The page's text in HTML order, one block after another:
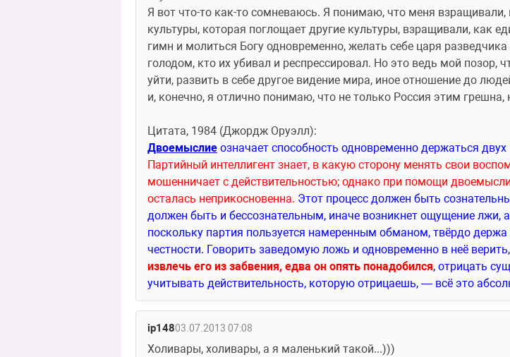
Я вот что-то как-то сомневаюсь. Я понимаю, что меня
культуры, которая поглощает другие культуры, взращивали, как
гимн и молиться Богу одновременно, желать себе царя
голодом, кто их убивал и респрессировал. Но это ведь мой позор,
уйти, развить в себе другое видение мира, иное отношение до
и, конечно, я отлично понимаю, что не только Россия этим
Цитата, 1984 (Джордж Оруэлл):
Двоемыслие
Партийный интеллигент знает, в какую сторону менять свои
мошенничает с действительностью; однако при помощи
осталась неприкосновенна. Этот процесс должен быть
должен быть и бессознательным, иначе возникнет ощущение лжи,
поскольку партия пользуется намеренным обманом, твёрдо держа
честности. Говорить заведомую ложь и одновременно в неё верить,
извлечь его из забвения, едва он опять понадобился, отрицать
учитывать действительность, которую отрицаешь, — всё это
ip14803.07.2013 07:08
Холивары, холивары, а я маленький такой...)))